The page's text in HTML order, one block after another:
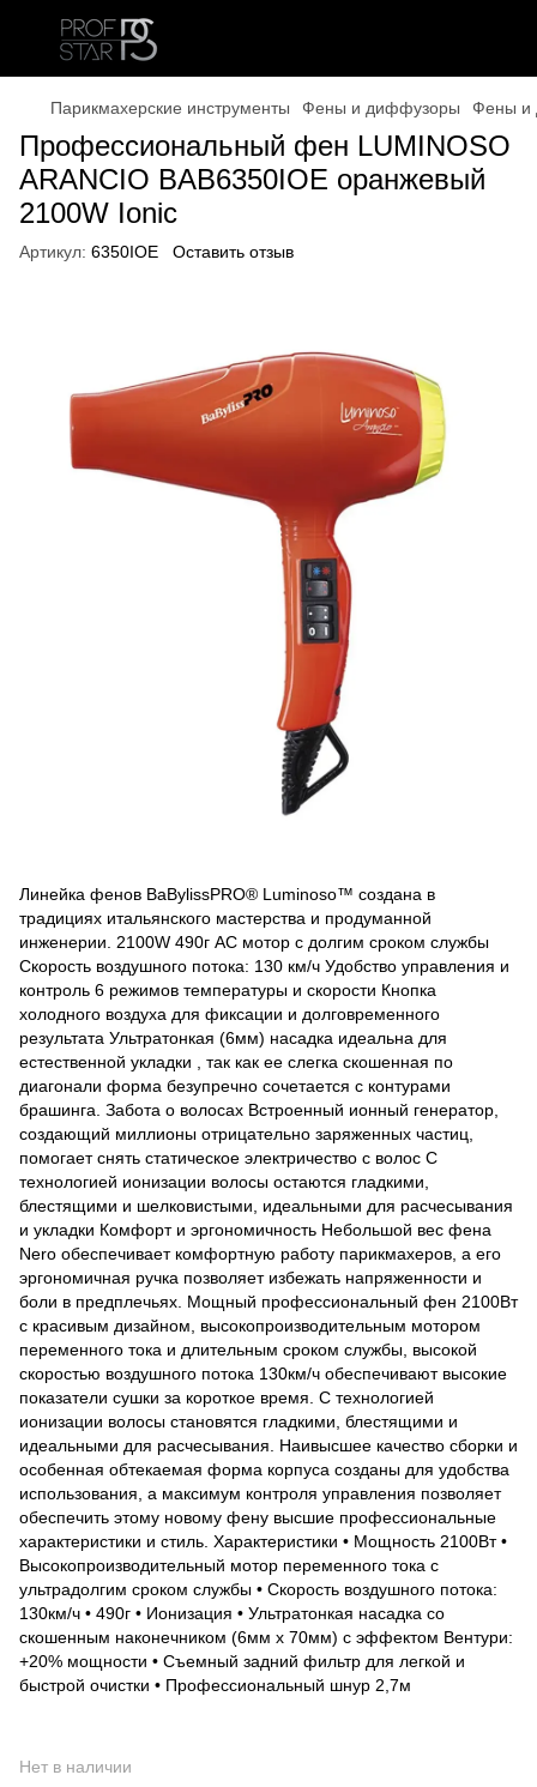
Парикмахерские инструменты Фены и диффузоры Фены и
Профессиональный фен LUMINOSO
ARANCIO BAB6350IOE оранжевый
2100W Ionic
Артикул: 6350IОE Оставить отзыв
Линейка фенов BaBylissPRO® Luminoso™ создана в
традициях итальянского мастерства и продуманной
инженерии. 2100W 490г АС мотор с долгим сроком службы
Скорость воздушного потока: 130 км/ч Удобство управления и
контроль 6 режимов температуры и скорости Кнопка
холодного воздуха для фиксации и долговременного
результата Ультратонкая (6мм) насадка идеальна для
естественной укладки , так как ее слегка скошенная по
диагонали форма безупречно сочетается с контурами
брашинга. Забота о волосах Встроенный ионный генератор,
создающий миллионы отрицательно заряженных частиц,
помогает снять статическое электричество с волос С
технологией ионизации волосы остаются гладкими,
блестящими и шелковистыми, идеальными для расчесывания
и укладки Комфорт и эргономичность Небольшой вес фена
Nero обеспечивает комфортную работу парикмахеров, а его
эргономичная ручка позволяет избежать напряженности и
боли в предплечьях. Мощный профессиональный фен 2100Вт
с красивым дизайном, высокопроизводительным мотором
переменного тока и длительным сроком службы, высокой
скоростью воздушного потока 130км/ч обеспечивают высокие
показатели сушки за короткое время. С технологией
ионизации волосы становятся гладкими, блестящими и
идеальными для расчесывания. Наивысшее качество сборки и
особенная обтекаемая форма корпуса созданы для удобства
использования, а максимум контроля управления позволяет
обеспечить этому новому фену высшие профессиональные
характеристики и стиль. Характеристики • Мощность 2100Вт •
Выcокопроизводительный мотор переменного тока с
ультрадолгим сроком службы • Скорость воздушного потока:
130км/ч • 490г • Ионизация • Ультратонкая насадка со
скошенным наконечником (6мм x 70мм) с эффектом Вентури:
+20% мощности • Съемный задний фильтр для легкой и
быстрой очистки • Профессиональный шнур 2,7м
Нет в наличии